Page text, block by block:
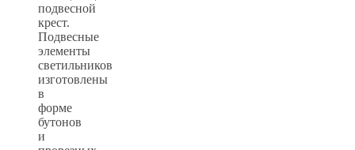
подвесной
крест.
Подвесные
элементы
светильников
изготовлены
в
форме
бутонов
и